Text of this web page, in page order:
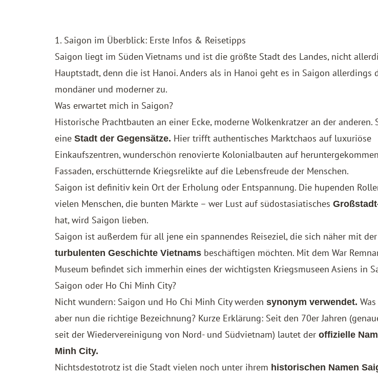
1. Saigon im Überblick: Erste Infos & Reisetipps
Saigon liegt im SüdenVietnams und ist die größte Stadt des Landes, nicht
Hauptstadt, denn die ist Hanoi. Anders als in Hanoi geht es in Saigon allerdings
mondäner und moderner zu.
Was erwartet mich in Saigon?
Historische Prachtbauten an einer Ecke, moderne Wolkenkratzer an der anderen.
eineStadt der Gegensätze. Hier trifft authentisches Marktchaos auf luxuriöse
Einkaufszentren, wunderschön renovierte Kolonialbauten auf
Fassaden, erschütternde Kriegsrelikte auf die Lebensfreude der Menschen.
Saigon ist definitiv kein Ort der Erholung oder Entspannung. Die hupenden
vielen Menschen, die bunten Märkte – wer Lust auf südostasiatisches
hat, wird Saigon lieben.
Saigon ist außerdem für all jene ein spannendes Reiseziel, die sich näher mit der
turbulenten Geschichte Vietnams beschäftigen möchten. Mit dem War
Museum befindet sich immerhin eines der wichtigsten Kriegsmuseen Asiens in
Saigon oder Ho Chi Minh City?
Nicht wundern: Saigon und Ho Chi Minh City werdensynonym verwendet.
aber nun die richtige Bezeichnung? Kurze Erklärung: Seit den 70er Jahren
seit der Wiedervereinigung von Nord- und Südvietnam) lautet deroffizielle
Minh City.
Nichtsdestotrotz ist die Stadt vielen noch unter ihrem historischen Namen